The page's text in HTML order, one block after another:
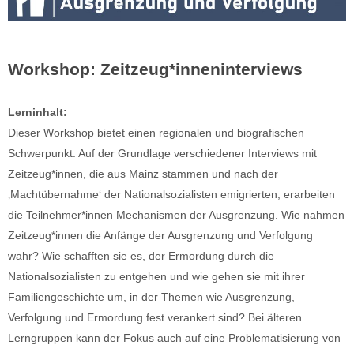
Workshop: Zeitzeug*inneninterviews
Lerninhalt:
Dieser Workshop bietet einen regionalen und biografischen
Schwerpunkt. Auf der Grundlage verschiedener Interviews mit
Zeitzeug*innen, die aus Mainz stammen und nach der
‚Machtübernahme‘ der Nationalsozialisten emigrierten, erarbeiten
die Teilnehmer*innen Mechanismen der Ausgrenzung. Wie nahmen
Zeitzeug*innen die Anfänge der Ausgrenzung und Verfolgung
wahr? Wie schafften sie es, der Ermordung durch die
Nationalsozialisten zu entgehen und wie gehen sie mit ihrer
Familiengeschichte um, in der Themen wie Ausgrenzung,
Verfolgung und Ermordung fest verankert sind? Bei älteren
Lerngruppen kann der Fokus auch auf eine Problematisierung von